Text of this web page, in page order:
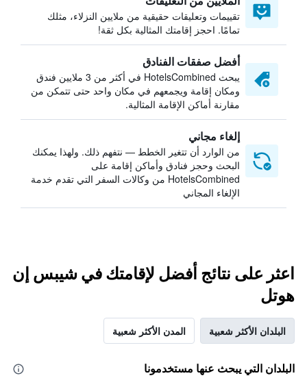
تقييمات وتعليقات حقيقية من ملايين النزلاء، مثلك
تمامًا. احجز إقامتك المثالية بكل ثقة!
أفضل صفقات الفنادق
يبحث HotelsCombined في أكثر من 3 ملايين فندق
ومكان إقامة ويجمعهم في مكان واحد حتى تتمكن من
مقارنة أماكن الإقامة المثالية.
إلغاء مجاني
من الوارد أن تتغير الخطط — نتفهم ذلك. ولهذا يمكنك
البحث وحجز فنادق وأماكن إقامة على
HotelsCombined من وكالات السفر التي تقدم خدمة
الإلغاء المجاني
اعثر على نتائج أفضل لإقامتك في شيبس إن
هوتل
البلدان الأكثر شعبية المدن الأكثر شعبية
البلدان التي يبحث عنها مستخدمونا